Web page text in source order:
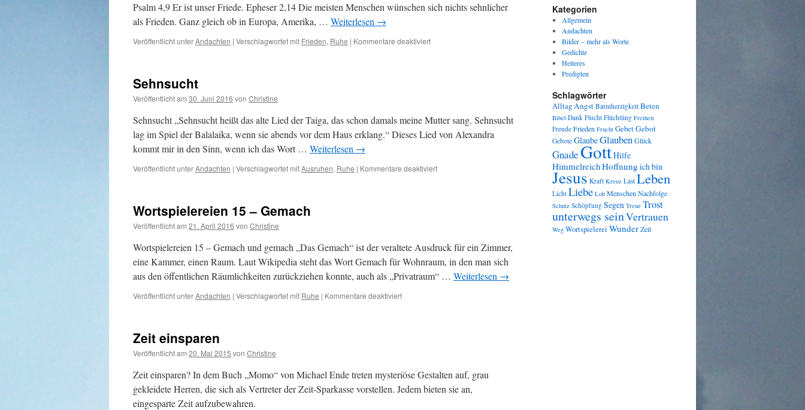
Psalm 4,9 Er ist unser Friede. Epheser 2,14 Die meisten Menschen wünschen sich nichts sehnlicher
als Frieden. Ganz gleich ob in Europa, Amerika, … Weiterlesen →
Veröffentlicht unterAndachten | Verschlagwortet mit Frieden, Ruhe | Kommentare deaktiviertfür
Sehnsucht
Veröffentlicht am 30. Juni 2016 von Christine
Sehnsucht „Sehnsucht heißt das alte Lied der Taiga, das schon damals meine Mutter sang. Sehnsucht
lag im Spiel der Balalaika, wenn sie abends vor dem Haus erklang.“ Dieses Lied von Alexandra
kommt mir in den Sinn, wenn ich das Wort … Weiterlesen →
Veröffentlicht unterAndachten | Verschlagwortet mitAusruhen, Ruhe | Kommentare deaktiviertfür
Wortspielereien 15 – Gemach
Veröffentlicht am 21. April 2016 von Christine
Wortspielereien 15 – Gemach und gemach „Das Gemach“ ist der veraltete Ausdruck für ein Zimmer,
eine Kammer, einen Raum. Laut Wikipedia steht das Wort Gemach für Wohnraum, in den man sich
aus den öffentlichen Räumlichkeiten zurückziehen konnte, auch als „Privatraum“ … Weiterlesen →
Veröffentlicht unterAndachten | Verschlagwortet mit Ruhe | Kommentare deaktiviertfür
Zeit einsparen
Veröffentlicht am 20. Mai 2015 von Christine
Zeit einsparen? In dem Buch „Momo“ von Michael Ende treten mysteriöse Gestalten auf, grau
gekleidete Herren, die sich als Vertreter der Zeit-Sparkasse vorstellen. Jedem bieten sie an,
eingesparte Zeit aufzubewahren.
Kategorien
Allgemein
Andachten
Bilder – mehr als Worte
Gedichte
Heiteres
Predigten
Schlagwörter
AlltagAngst Barmherzigkeit Beten
Bibel Dank Flucht Flüchtling Freiheit
Freude Frieden Frucht GebetGebot
Gebote GlaubeGlaubenGlück
GnadeGottHilfe
HimmelreichHoffnung ich bin
Jesus Kraft Kreuz Last Leben
Licht Liebe Lob MenschenNachfolge
Schutz Schöpfung Segen Treue Trost
unterwegs seinVertrauen
Weg Wortspielerei WunderZeit